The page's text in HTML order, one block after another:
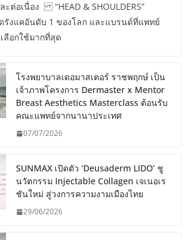
ะต่อเนื่อง “HEAD & SHOULDERS”
งแคอันดับ 1 ของโลก และแบรนด์ที่แพทย์
ลือกใช้มากที่สุด
โรงพยาบาลเดอมาสเตอร์ ราชพฤกษ์ เป็น
เจ้าภาพโครงการ Dermaster x Mentor
Breast Aesthetics Masterclass ต้อนรับ
คณะแพทย์จากนานาประเทศ
07/07/2026
SUNMAX เปิดตัว ‘Deusaderm LIDO’ ชู
นวัตกรรม Injectable Collagen เจเนอเร
ชันใหม่ สู่วงการความงามเมืองไทย
29/06/2026